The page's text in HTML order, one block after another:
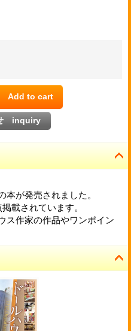
本が発売されました。
載されています。
ス作家の作品やワンポイン